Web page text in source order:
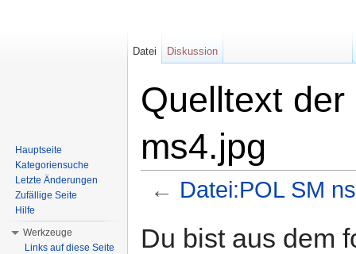
Quelltext
ms4.jpg
← Datei:POL SM
Du bist aus dem
Datei Diskussion
Hauptseite
Kategoriensuche
Letzte Änderungen
Zufällige Seite
Hilfe
Werkzeuge
Links auf diese Seite